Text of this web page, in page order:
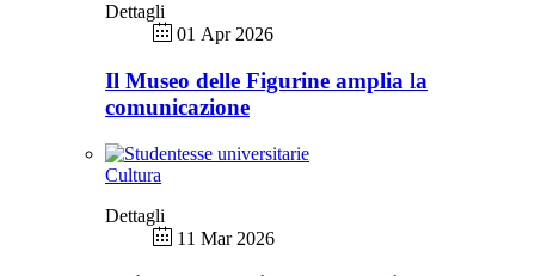
Dettagli
01 Apr 2026
Il Museo delle Figurine amplia la
comunicazione
Cultura
Dettagli
11 Mar 2026